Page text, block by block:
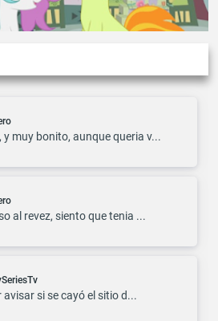
y muy bonito, aunque queria v...
al revez, siento que tenia ...
avisar si se cayó el sitio d...